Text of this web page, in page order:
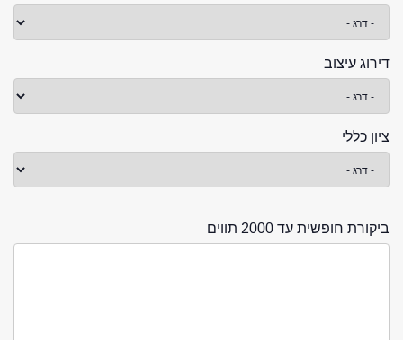
דירוג עיצוב
ציון כללי
ביקורת חופשית עד 2000 תווים